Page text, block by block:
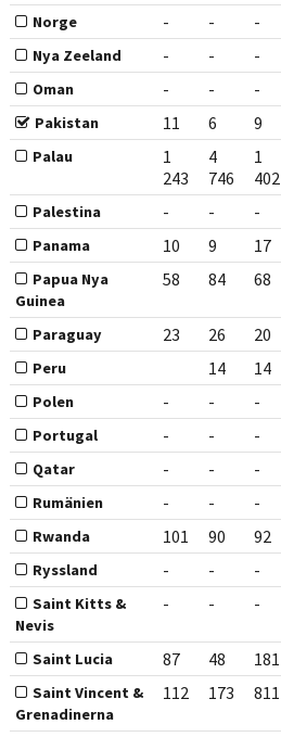
Norge - - -
Nya Zeeland - - -
Oman - - -
Pakistan 11 6 9
Palau
1
243
4
746
1
402
Palestina - - -
Panama 10 9 17
Papua Nya
Guinea
58 84 68
Paraguay 23 26 20
Peru 14 14
Polen - - -
Portugal - - -
Qatar - - -
Rumänien - - -
Rwanda 101 90 92
Ryssland - - -
Saint Kitts &
Nevis
- - -
Saint Lucia 87 48 181
Saint Vincent &
Grenadinerna
112 173 811